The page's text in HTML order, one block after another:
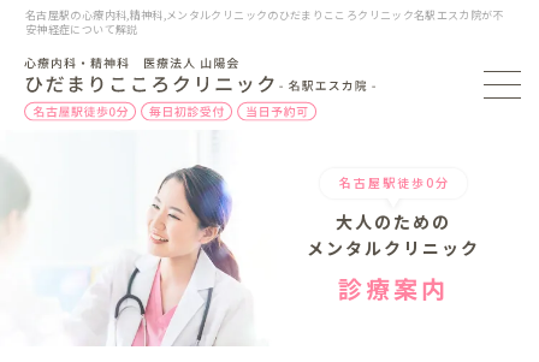
名古屋駅の心療内科,精神科,メンタルクリニックのひだまりこころクリニック名駅エスカ院が不
安神経症について解説
名古屋駅徒歩0分
大人のための
メンタルクリニック
診療案内